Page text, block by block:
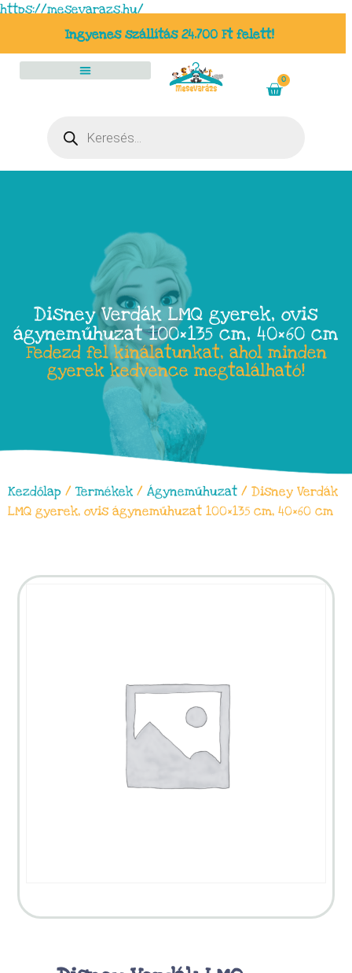
https://mesevarazs.hu/
Ingyenes szállítás 24.700 Ft felett!
0
Disney Verdák LMQ gyerek, ovis
ágyneműhuzat 100×135 cm, 40×60 cm
Fedezd fel kínálatunkat, ahol minden
gyerek kedvence megtalálható!
Kezdőlap / Termékek / Ágyneműhuzat / Disney Verdák
LMQ gyerek, ovis ágyneműhuzat 100×135 cm, 40×60 cm